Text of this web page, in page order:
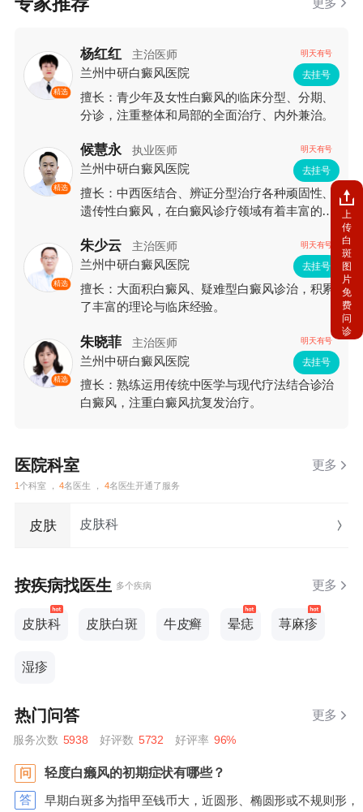
精选
杨红红 主治医师
兰州中研白癜风医院
明天有号
去挂号
擅长：青少年及女性白癜风的临床分型、分期、
分诊，注重整体和局部的全面治疗、内外兼治。
精选
候慧永 执业医师
兰州中研白癜风医院
明天有号
去挂号
擅长：中西医结合、辨证分型治疗各种顽固性、
遗传性白癜风，在白癜风诊疗领域有着丰富的临
精选
朱少云 主治医师
兰州中研白癜风医院
明天有号
去挂号
擅长：大面积白癜风、疑难型白癜风诊治，积累
了丰富的理论与临床经验。
精选
朱晓菲 主治医师
兰州中研白癜风医院
明天有号
去挂号
擅长：熟练运用传统中医学与现代疗法结合诊治
白癜风，注重白癜风抗复发治疗。
医院科室 更多
1 个科室 ，4名医生 ， 4名医生开通了服务
皮肤 皮肤科
按疾病找医生 多个疾病 更多
皮肤科 皮肤白斑 牛皮癣 晕痣 荨麻疹
湿疹
热门问答 更多
服务次数 5938 好评数 5732 好评率 96%
问 轻度白癞风的初期症状有哪些？
答
早期白斑多为指甲至钱币大，近圆形、椭圆形或不规则形，
上
传
白
斑
图
片
免
费
问
诊